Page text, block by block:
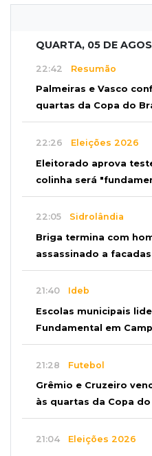
QUARTA, 05 DE
22:42 Resumão
Palmeiras e Vasco
quartas da Copa do
22:26 Eleições 2026
Eleitorado aprova
colinha será
22:05 Sidrolândia
Briga termina com
assassinado a facadas
21:40 Ideb
Escolas municipais
Fundamental em
21:28 Futebol
Grêmio e Cruzeiro
às quartas da Copa do
21:04 Eleições 2026